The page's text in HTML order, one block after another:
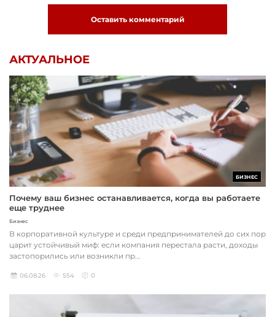
Оставить комментарий
АКТУАЛЬНОЕ
БИЗНЕС
Почему ваш бизнес останавливается, когда вы работаете
еще труднее
Бизнес
В корпоративной культуре и среди предпринимателей до сих пор
царит устойчивый миф: если компания перестала расти, доходы
застопорились или возникли пр...
06.08.26 554 0